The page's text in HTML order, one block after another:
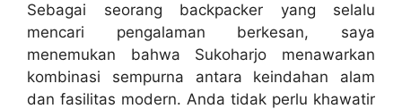
Sebagai seorang backpacker yang selalu
mencari pengalaman berkesan, saya
menemukan bahwa Sukoharjo menawarkan
kombinasi sempurna antara keindahan alam
dan fasilitas modern. Anda tidak perlu khawatir